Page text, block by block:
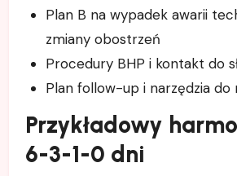
Plan B na wypadek awarii
zmiany obostrzeń
Procedury BHP i kontakt do
Plan follow-up i narzędzia
Przykładowy
6-3-1-0 dni